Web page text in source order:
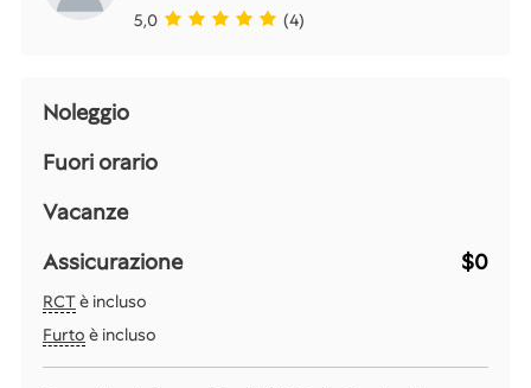
5,0
(4)
Noleggio
Fuori orario
Vacanze
Assicurazione
$0
RCTè incluso
Furto è incluso